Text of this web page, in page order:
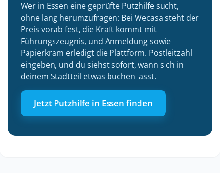
Wer in Essen eine geprüfte Putzhilfe sucht,
ohne lang herumzufragen: Bei Wecasa steht der
Preis vorab fest, die Kraft kommt mit
Führungszeugnis, und Anmeldung sowie
Papierkram erledigt die Plattform. Postleitzahl
eingeben, und du siehst sofort, wann sich in
deinem Stadtteil etwas buchen lässt.
Jetzt Putzhilfe in Essen finden